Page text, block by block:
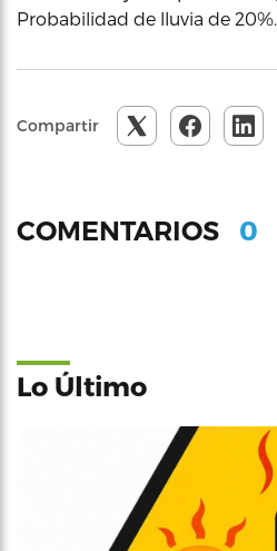
Probabilidad de lluvia de 20%.
Compartir
COMENTARIOS 0
Lo Último